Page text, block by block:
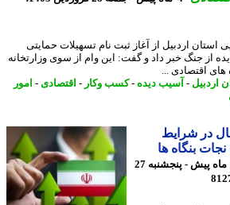
اردبیل از آغاز ثبت نام تسهیلات حمایتی
خبر داد و گفت: این وام از سوی وزارتخانه
اقتصادی ...
-آسیب دیده -کسب وکار -اقتصادی-امور
شرایط
بنگاه ها
4 ماه پیش - پنجشنبه 27